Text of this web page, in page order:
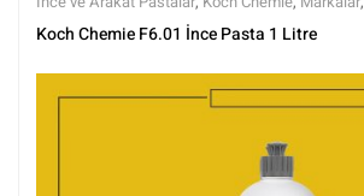
Ürünler
Koch Chemie F6.01 İnce Pasta 1 Litre